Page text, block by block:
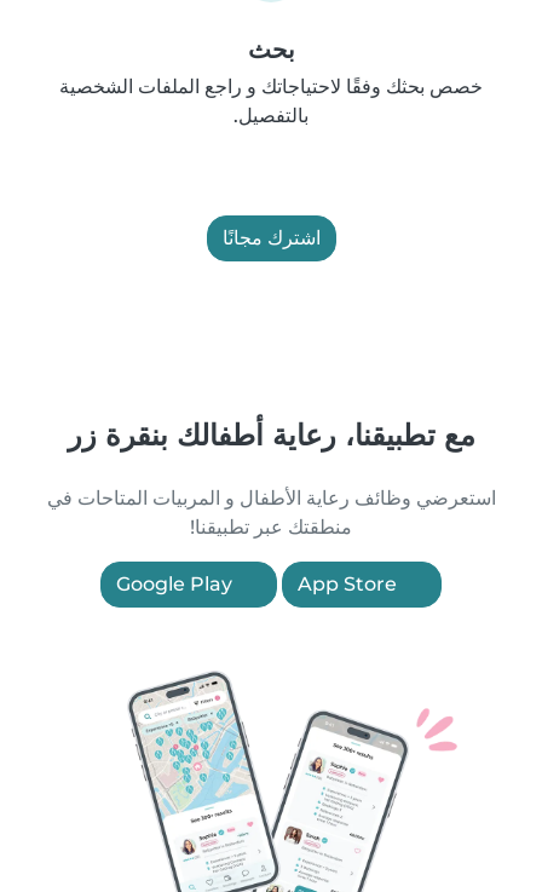
بحث
خصص بحثك وفقًا لاحتياجاتك و راجع الملفات الشخصية
بالتفصيل.
اشترك مجانًا
مع تطبيقنا، رعاية أطفالك بنقرة زر
استعرضي وظائف رعاية الأطفال و المربيات المتاحات في
منطقتك عبر تطبيقنا!